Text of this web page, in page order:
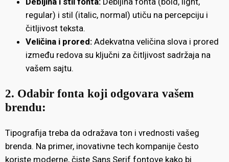
regular) i stil (italic, normal) utiču na percepciju i
čitljivost teksta.
Veličina i prored: Adekvatna veličina slova i prored
između redova su ključni za čitljivost sadržaja na
vašem sajtu.
2. Odabir fonta koji odgovara vašem
brendu:
Tipografija treba da odražava ton i vrednosti vašeg
brenda. Na primer, inovativne tech kompanije često
koriste moderne, čiste Sans Serif fontove kako bi